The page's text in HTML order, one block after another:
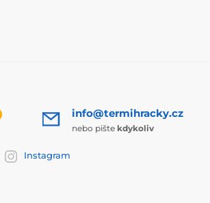
info@termihracky.cz
nebo pište kdykoliv
Instagram